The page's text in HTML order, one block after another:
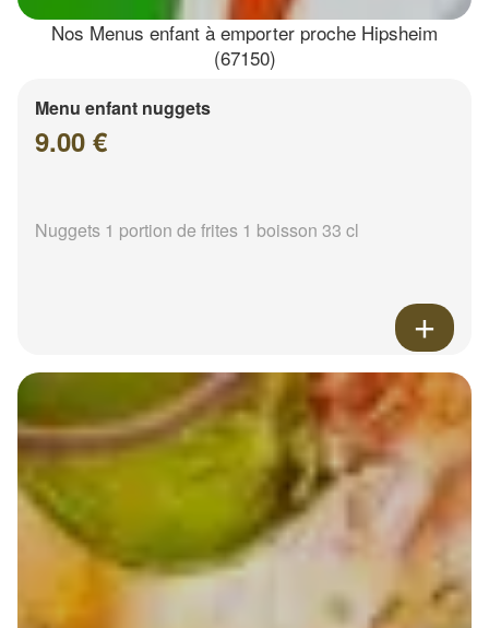
Nos Menus enfant à emporter proche Hipsheim
(67150)
Menu enfant nuggets
9.00 €
Nuggets 1 portion de frites 1 boisson 33 cl